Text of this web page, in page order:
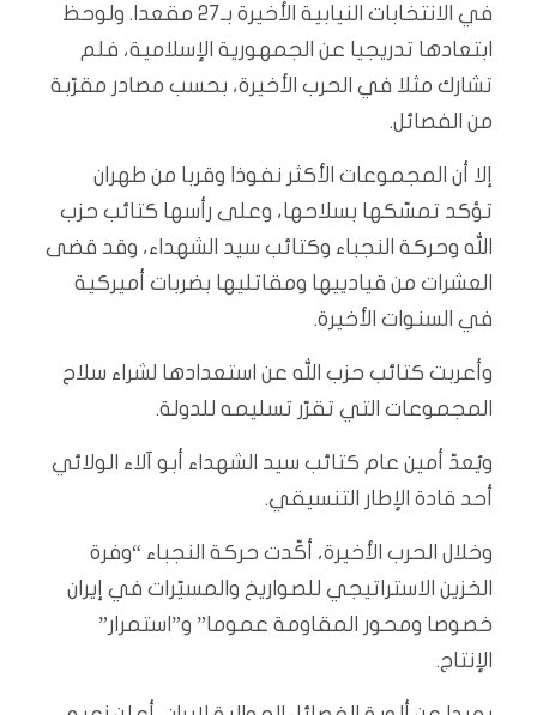
في الانتخابات النيابية الأخيرة بـ27 مقعدا. ولوحظ
ابتعادها تدريجيا عن الجمهورية الإسلامية، فلم
تشارك مثلا في الحرب الأخيرة، بحسب مصادر مقرّبة
من الفصائل.
إلا أن المجموعات الأكثر نفوذا وقربا من طهران
تؤكد تمسّكها بسلاحها، وعلى رأسها كتائب حزب
الله وحركة النجباء وكتائب سيد الشهداء، وقد قضى
العشرات من قيادييها ومقاتليها بضربات أميركية
في السنوات الأخيرة.
وأعربت كتائب حزب الله عن استعدادها لشراء سلاح
المجموعات التي تقرّر تسليمه للدولة.
ويُعدّ أمين عام كتائب سيد الشهداء أبو آلاء الولائي
أحد قادة الإطار التنسيقي.
وخلال الحرب الأخيرة، أكّدت حركة النجباء “وفرة
الخزين الاستراتيجي للصواريخ والمسيّرات في إيران
خصوصا ومحور المقاومة عموما” و”استمرار”
الإنتاج.